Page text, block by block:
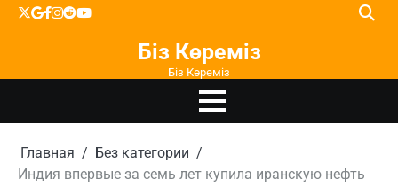
Перейти
X google
facebook
instagram
reddityoutube
Біз Көреміз
Біз Көреміз
Главная
Без категории
Индия впервые за семь лет купила иранскую нефть